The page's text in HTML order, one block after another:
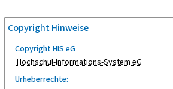
Copyright Hinweise
Copyright HIS eG
Hochschul-Informations-System eG
Urheberrechte: